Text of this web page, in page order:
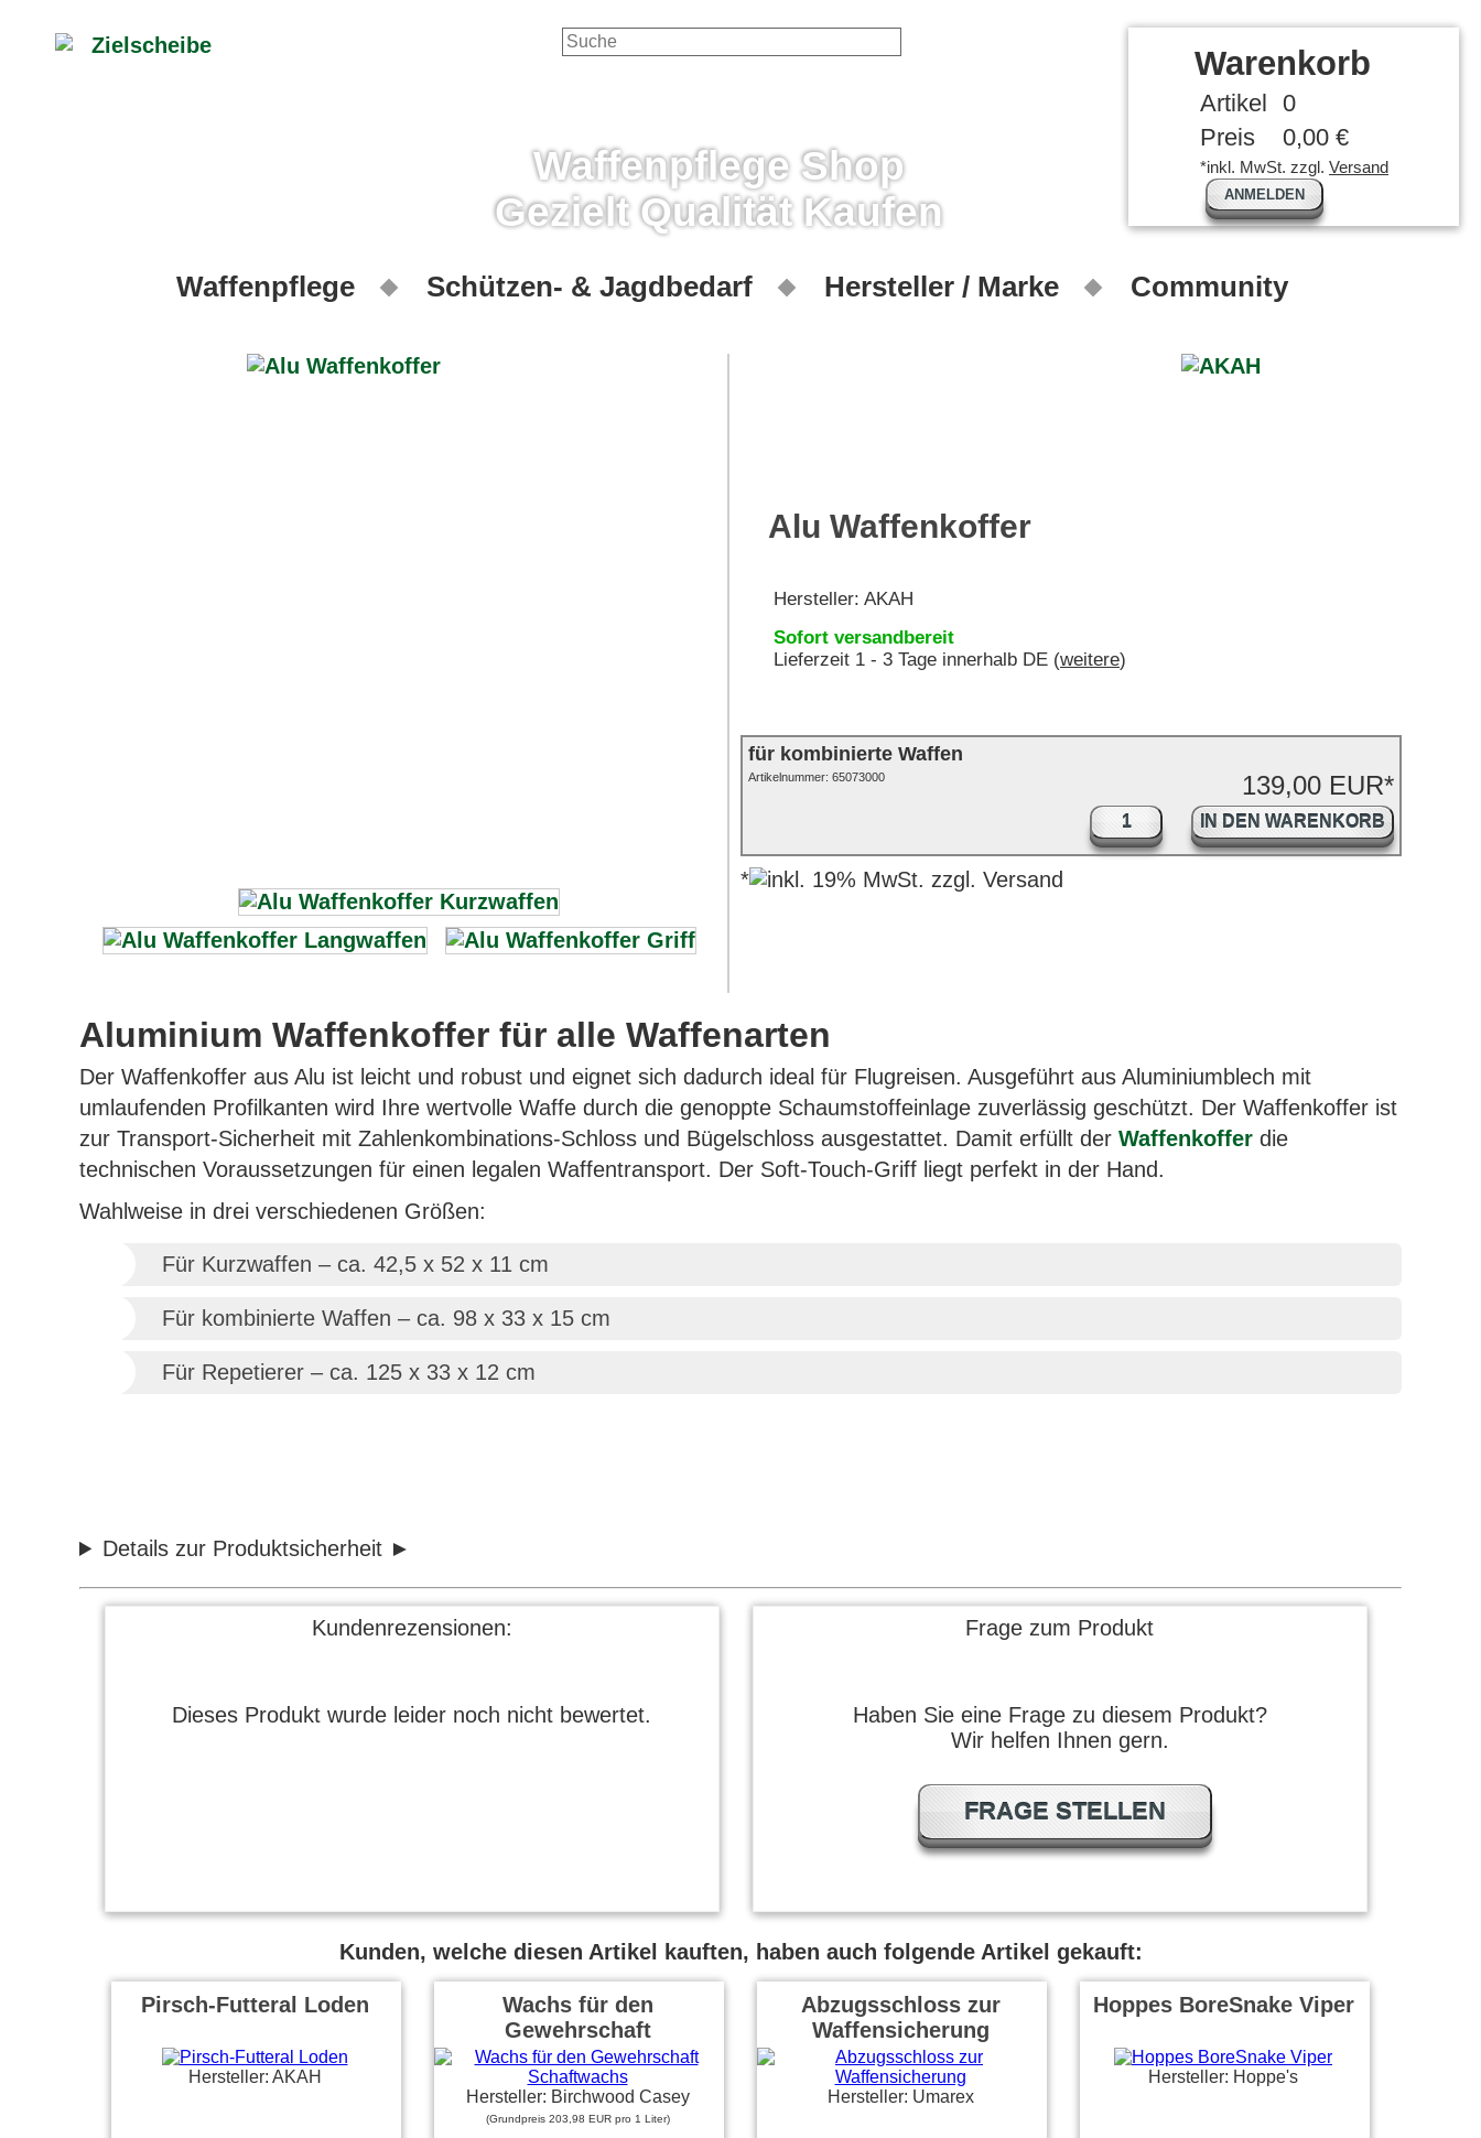
Waffenpflege Shop
Gezielt Qualität Kaufen
Warenkorb
Artikel 0
Preis
0,00 €
*inkl. MwSt. zzgl. Versand
ANMELDEN
Waffenpflege Schützen- & Jagdbedarf Hersteller / Marke Community
Alu Waffenkoffer
Hersteller: AKAH
Sofort versandbereit
Lieferzeit 1 - 3 Tage innerhalb DE (weitere)
für kombinierte Waffen
139,00 EUR*
Artikelnummer: 65073000
IN DEN WARENKORB
*
Aluminium Waffenkoffer für alle Waffenarten
Der Waffenkoffer aus Alu ist leicht und robust und eignet sich dadurch ideal für Flugreisen. Ausgeführt aus Aluminiumblech mit
umlaufenden Profilkanten wird Ihre wertvolle Waffe durch die genoppte Schaumstoff­einlage zuverlässig geschützt. Der Waffenkoffer ist
zur Transport-Sicherheit mit Zahlenkombinations-Schloss und Bügelschloss ausgestattet. Damit erfüllt der Waffenkoffer die
technischen Voraussetzungen für einen legalen Waffentransport. Der Soft-Touch-Griff liegt perfekt in der Hand.
Wahlweise in drei verschiedenen Größen:
Für Kurzwaffen – ca. 42,5 x 52 x 11 cm
Für kombinierte Waffen – ca. 98 x 33 x 15 cm
Für Repetierer – ca. 125 x 33 x 12 cm
Details zur Produktsicherheit
Kundenrezensionen:
Dieses Produkt wurde leider noch nicht bewertet.
Frage zum Produkt
Haben Sie eine Frage zu diesem Produkt?
Wir helfen Ihnen gern.
FRAGE STELLEN
Kunden, welche diesen Artikel kauften, haben auch folgende Artikel gekauft:
Pirsch-Futteral Loden
Hersteller: AKAH
Wachs für den
Gewehrschaft
Hersteller: Birchwood Casey
(Grundpreis 203,98 EUR pro 1 Liter)
Abzugsschloss zur
Waffensicherung
Hersteller: Umarex
Hoppes BoreSnake Viper
Hersteller: Hoppe's